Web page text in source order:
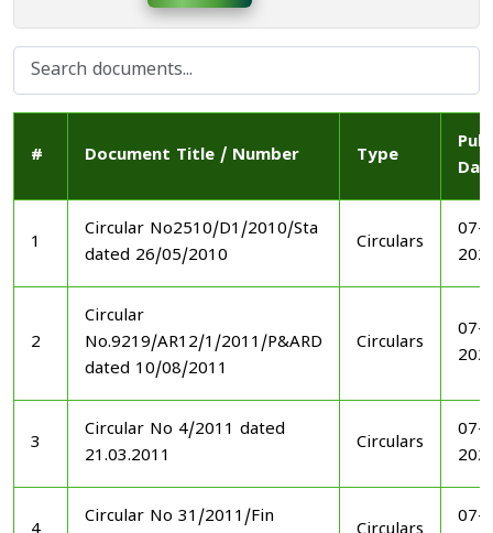
# Document Title / Number Type
1
Circular No2510/D1/2010/Sta
dated 26/05/2010
Circulars
07-
2
Circular
No.9219/AR12/1/2011/P&ARD
dated 10/08/2011
Circulars
07-
3
Circular No 4/2011 dated
21.03.2011
Circulars
07-
Circular No 31/2011/Fin
07-